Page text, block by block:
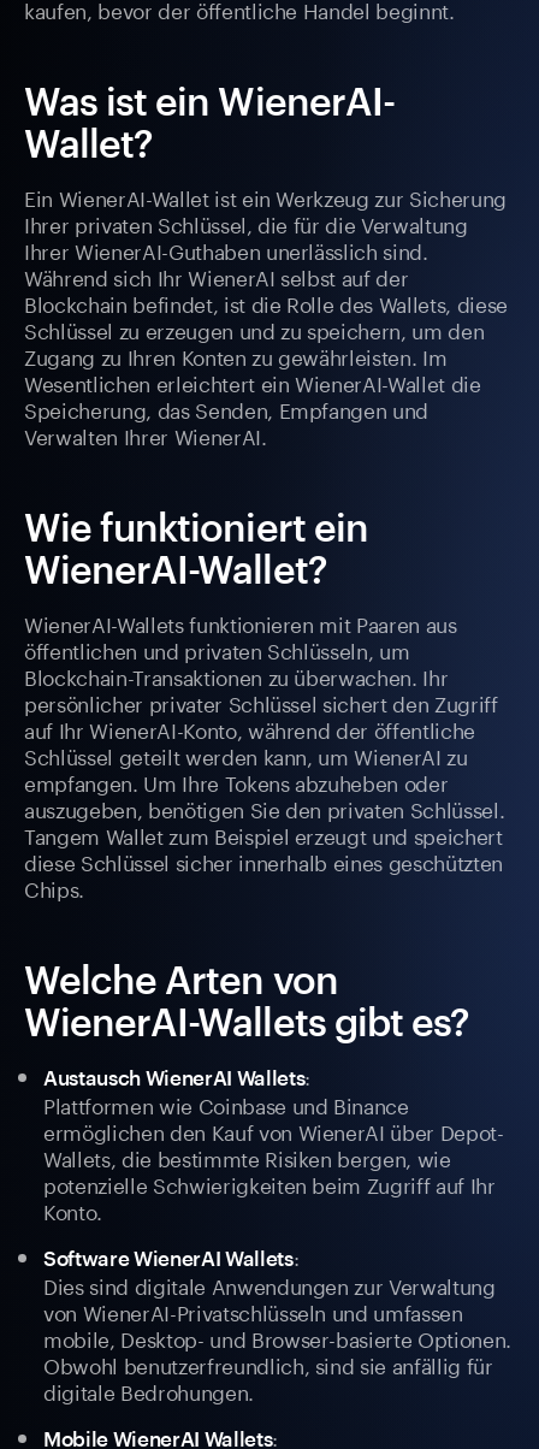
kaufen, bevor der öffentliche Handel beginnt.
Was ist ein WienerAI-
Wallet?
Ein WienerAI-Wallet ist ein Werkzeug zur Sicherung
Ihrer privaten Schlüssel, die für die Verwaltung
Ihrer WienerAI-Guthaben unerlässlich sind.
Während sich Ihr WienerAI selbst auf der
Blockchain befindet, ist die Rolle des Wallets, diese
Schlüssel zu erzeugen und zu speichern, um den
Zugang zu Ihren Konten zu gewährleisten. Im
Wesentlichen erleichtert ein WienerAI-Wallet die
Speicherung, das Senden, Empfangen und
Verwalten Ihrer WienerAI.
Wie funktioniert ein
WienerAI-Wallet?
WienerAI-Wallets funktionieren mit Paaren aus
öffentlichen und privaten Schlüsseln, um
Blockchain-Transaktionen zu überwachen. Ihr
persönlicher privater Schlüssel sichert den Zugriff
auf Ihr WienerAI-Konto, während der öffentliche
Schlüssel geteilt werden kann, um WienerAI zu
empfangen. Um Ihre Tokens abzuheben oder
auszugeben, benötigen Sie den privaten Schlüssel.
Tangem Wallet zum Beispiel erzeugt und speichert
diese Schlüssel sicher innerhalb eines geschützten
Chips.
Welche Arten von
WienerAI-Wallets gibt es?
Austausch WienerAI Wallets:
Plattformen wie Coinbase und Binance
ermöglichen den Kauf von WienerAI über Depot-
Wallets, die bestimmte Risiken bergen, wie
potenzielle Schwierigkeiten beim Zugriff auf Ihr
Konto.
Software WienerAI Wallets:
Dies sind digitale Anwendungen zur Verwaltung
von WienerAI-Privatschlüsseln und umfassen
mobile, Desktop- und Browser-basierte Optionen.
Obwohl benutzerfreundlich, sind sie anfällig für
digitale Bedrohungen.
Mobile WienerAI Wallets: